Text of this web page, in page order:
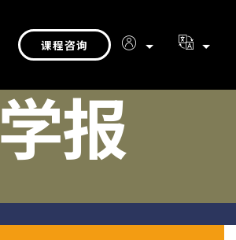
课程咨询
报